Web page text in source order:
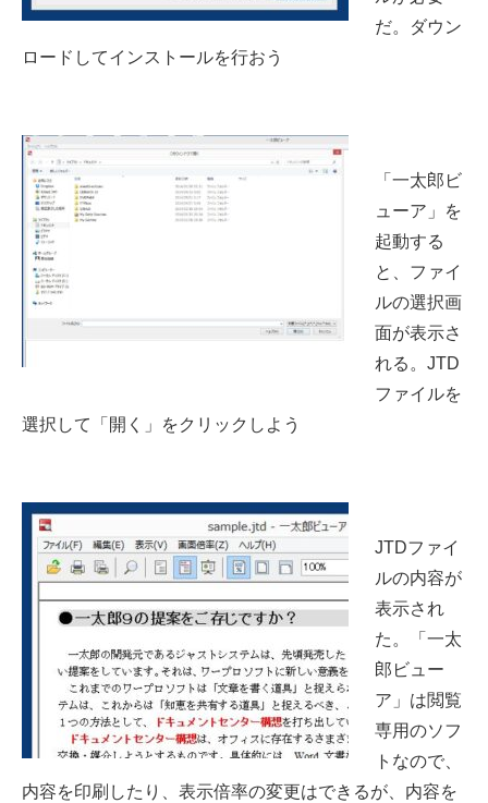
だ。ダウン
ロードしてインストールを行おう
「一太郎ビ
ューア」を
起動する
と、ファイ
ルの選択画
面が表示さ
れる。JTD
ファイルを
選択して「開く」をクリックしよう
JTDファイ
ルの内容が
表示され
た。「一太
郎ビュー
ア」は閲覧
専用のソフ
トなので、
内容を印刷したり、表示倍率の変更はできるが、内容を